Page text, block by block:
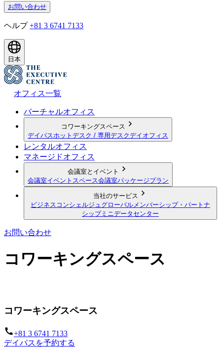
お問い合わせ
ヘルプ +81 3 6741 7133
日本
オフィス一覧
バーチャルオフィス
コワーキングスペース
デイパス ホットデスク / 専用デスクデイオフィス
レンタルオフィス
マネージドオフィス
会議室とイベント
会議室イベントスペース会議室パッケージプラン
当社のサービス
ビジネスコンシェルジュ グローバルメンバーシップ・パートナ
シップミニデータセンター
お問い合わせ
コワーキングスペース
コワーキングスペース
+81 3 6741 7133
デイパスを予約する